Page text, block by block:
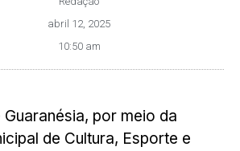
abril 12, 2025
10:50 am
por meio da
de Cultura, Esporte e